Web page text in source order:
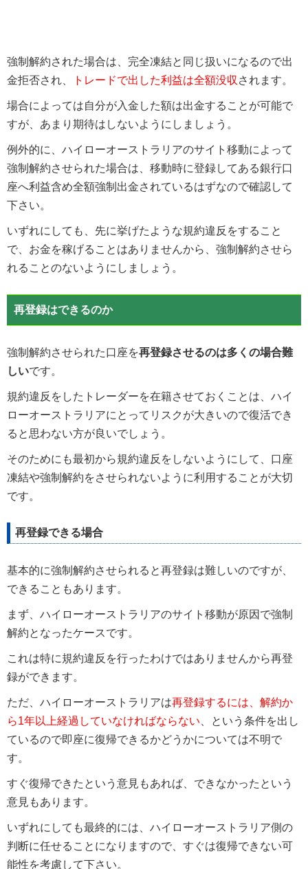
強制解約された場合は、完全凍結と同じ扱いになるので出
金拒否され、
トレードで出した利益は全額没収 されます。
場合によっては自分が入金した額は出金することが可能で
すが、あまり期待はしないようにしましょう。
例外的に、ハイローオーストラリアのサイト移動によって
強制解約させられた場合は、移動時に登録してある銀行口
座へ利益含め全額強制出金されているはずなので確認して
下さい。
いずれにしても、先に挙げたような規約違反をすること
で、お金を稼げることはありませんから、強制解約させら
れることのないようにしましょう。
再登録はできるのか
強制解約させられた口座を再登録させるのは多くの場合難
しいです。
規約違反をしたトレーダーを在籍させておくことは、ハイ
ローオーストラリアにとってリスクが大きいので復活でき
ると思わない方が良いでしょう。
そのためにも最初から規約違反をしないようにして、口座
凍結や強制解約をさせられないように利用することが大切
です。
再登録できる場合
基本的に強制解約させられると再登録は難しいのですが、
できることもあります。
まず、ハイローオーストラリアのサイト移動が原因で強制
解約となったケースです。
これは特に規約違反を行ったわけではありませんから再登
録ができます。
ただ、ハイローオーストラリアは再登録するには、解約か
ら1年以上経過していなければならない 、という条件を出し
ているので即座に復帰できるかどうかについては不明で
す。
すぐ復帰できたという意見もあれば、できなかったという
意見もあります。
いずれにしても最終的には、ハイローオーストラリア側の
判断に任せることになりますので、すぐは復帰できない可
能性を考慮して下さい。